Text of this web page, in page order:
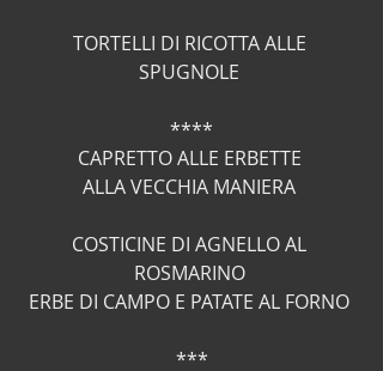
TORTELLI DI RICOTTA ALLE
SPUGNOLE
****
CAPRETTO ALLE ERBETTE
ALLA VECCHIA MANIERA
COSTICINE DI AGNELLO AL
ROSMARINO
ERBE DI CAMPO E PATATE AL FORNO
***